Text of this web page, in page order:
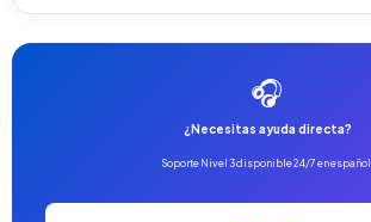
🎧
¿Necesitas ayuda directa?
Soporte Nivel 3 disponible 24/7 en español.